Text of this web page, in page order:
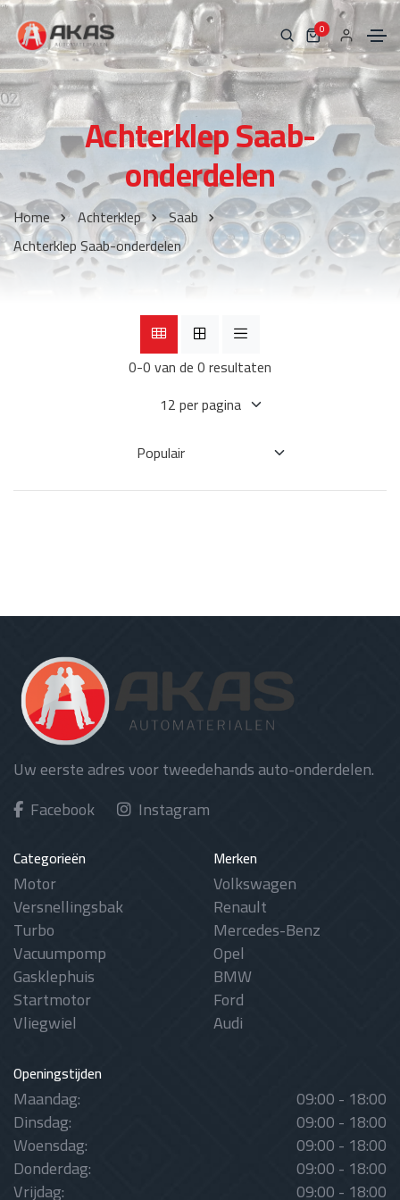
0
Achterklep Saab-
onderdelen
Home Achterklep
Saab
Achterklep Saab-onderdelen
0-0 van de 0 resultaten
Uw eerste adres voor tweedehands auto-onderdelen.
Facebook
Instagram
Categorieën
Motor
Versnellingsbak
Turbo
Vacuumpomp
Gasklephuis
Startmotor
Vliegwiel
Merken
Volkswagen
Renault
Mercedes-Benz
Opel
BMW
Ford
Audi
Openingstijden
Maandag: 09:00 - 18:00
Dinsdag: 09:00 - 18:00
Woensdag: 09:00 - 18:00
Donderdag: 09:00 - 18:00
Vrijdag: 09:00 - 18:00